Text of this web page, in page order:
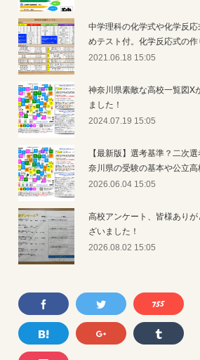
中学理科の化学式や化学反応
めテスト付。化学反応式の
2021.06.18 15:05
神奈川県素敵な高校一覧図X
ました！
2024.07.19 15:05
【最新版】選考基準？二次
奈川県の受験の基本や公立
2026.06.04 15:05
高校アンケート、皆様あり
ざいました！
2026.08.02 15:05